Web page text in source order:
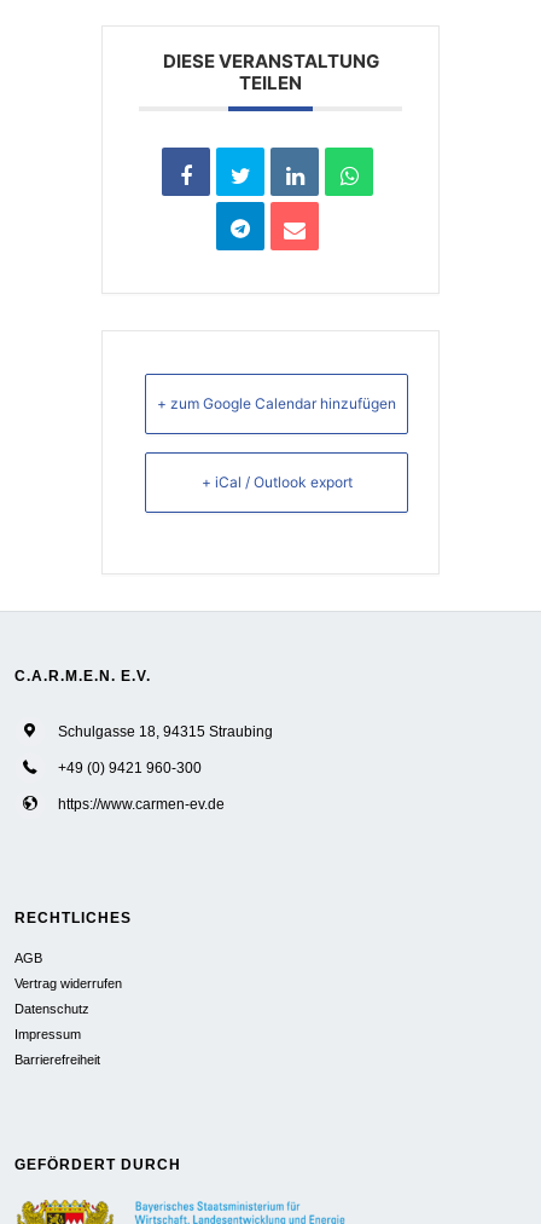
DIESE VERANSTALTUNG
TEILEN
+ zum Google Calendar hinzufügen
+ iCal / Outlook export
C.A.R.M.E.N. E.V.
Schulgasse 18, 94315 Straubing
+49 (0) 9421 960-300
https://www.carmen-ev.de
RECHTLICHES
AGB
Vertrag widerrufen
Datenschutz
Impressum
Barrierefreiheit
GEFÖRDERT DURCH